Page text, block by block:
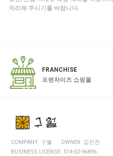
처리해 주시기를 바랍니다.
FRANCHISE
프랜차이즈 쇼핑몰
COMPANY 구월
OWNER 김진천
BUSINESS LICENSE 514-02-96896